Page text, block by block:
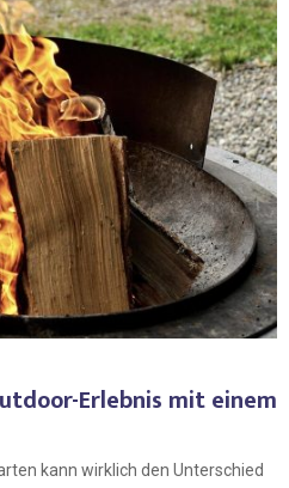
Erlebnis mit einem
kann wirklich den Unterschied